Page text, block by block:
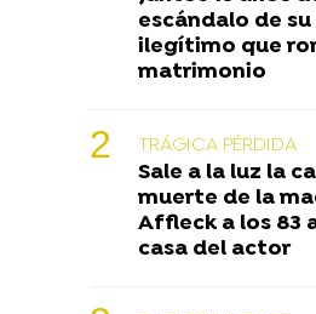
escándalo de
ilegítimo que
matrimonio
TRÁGICA PÉRDIDA
Sale a la luz la
muerte de la
Affleck a los 83
casa del actor